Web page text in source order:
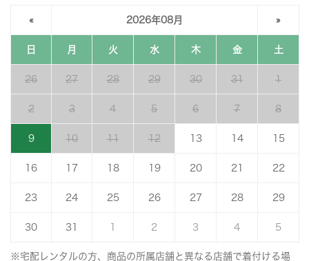
« 2026年08月 »
日 月 火 水 木 金 土
26 27 28 29 30 31 1
2 3 4 5 6 7 8
9 10 11 12 13 14 15
16 17 18 19 20 21 22
23 24 25 26 27 28 29
30 31 2 3 4 5
※宅配レンタルの方、商品の所属店舗と異なる店舗で着付ける場